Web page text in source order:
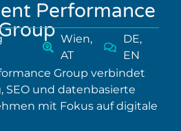
Performance
Wien,
AT
DE,
EN
Group verbindet
und datenbasierte
mit Fokus auf digitale